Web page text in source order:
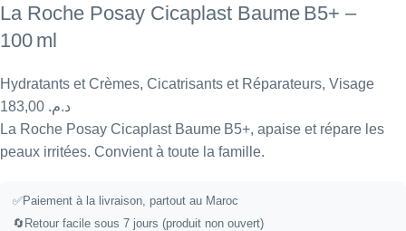
La Roche Posay Cicaplast Baume B5+ –
100 ml
Hydratants et Crèmes, Cicatrisants et Réparateurs, Visage
د.م.
La Roche Posay Cicaplast Baume B5+, apaise et répare les
peaux irritées. Convient à toute la famille.
✅Paiement à la livraison, partout au Maroc
🔄Retour facile sous 7 jours (produit non ouvert)